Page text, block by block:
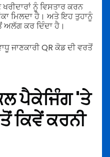
ਨੂੰ ਵਿਸਤਾਰ ਕਰਨ
ਮਿਲਦਾ ਹੈ। ਅਤੇ ਇਹ ਤੁਹਾਨੂੰ
ਅਲੱਗ ਕਰ ਦਿੰਦਾ ਹੈ।
ਜਾਣਕਾਰੀ QR ਕੋਡ ਦੀ ਵਰਤੋਂ
ਪੈਕੇਜਿੰਗ 'ਤੇ
ਕਿਵੇਂ ਕਰਨੀ